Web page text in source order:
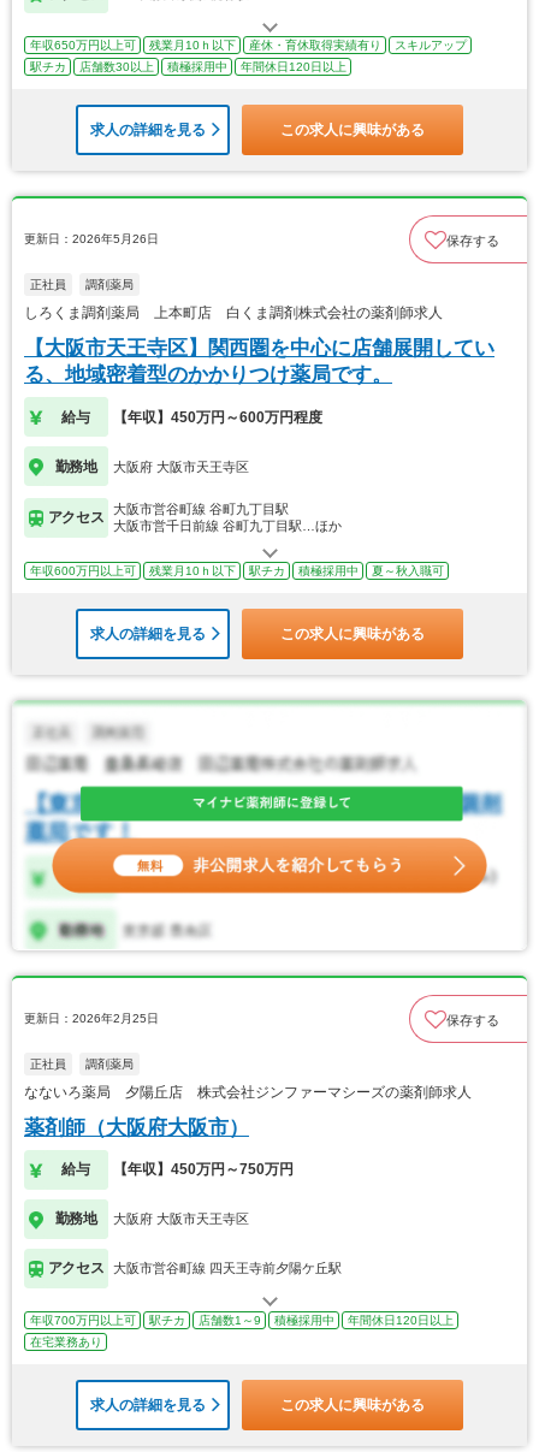
年収650万円以上可 残業月10ｈ以下 産休・育休取得実績有り
スキルアップ
駅チカ
店舗数30以上 積極採用中 年間休日120日以上
求人の詳細を見る この求人に興味がある
更新日：2026年5月26日 保存する
正社員 調剤薬局
しろくま調剤薬局 上本町店 白くま調剤株式会社の薬剤師求人
【大阪市天王寺区】関西圏を中心に店舗展開してい
る、地域密着型のかかりつけ薬局です。
給与 【年収】450万円～600万円程度
勤務地 大阪府 大阪市天王寺区
アクセス
大阪市営谷町線 谷町九丁目駅
大阪市営千日前線 谷町九丁目駅…ほか
年収600万円以上可 残業月10ｈ以下 駅チカ 積極採用中 夏～秋入職可
求人の詳細を見る この求人に興味がある
更新日：2026年2月25日 保存する
正社員 調剤薬局
なないろ薬局 夕陽丘店 株式会社ジンファーマシーズの薬剤師求人
薬剤師（大阪府大阪市）
給与 【年収】450万円～750万円
勤務地 大阪府 大阪市天王寺区
アクセス 大阪市営谷町線 四天王寺前夕陽ケ丘駅
年収700万円以上可 駅チカ 店舗数1～9 積極採用中
年間休日120日以上
在宅業務あり
求人の詳細を見る この求人に興味がある